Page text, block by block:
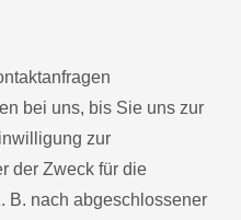
bei uns, bis Sie uns zur
zur
der Zweck für die
B. nach abgeschlossener